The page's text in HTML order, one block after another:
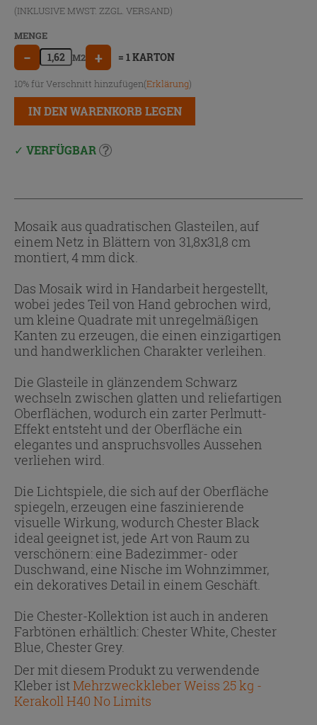
(INKLUSIVE MWST. ZZGL. VERSAND)
MENGE
− M2 + = 1 KARTON
10% für Verschnitt hinzufügen(Erklärung)
IN DEN WARENKORB LEGEN
VERFÜGBAR
Mosaik aus quadratischen Glasteilen, auf
einem Netz in Blättern von 31,8x31,8 cm
montiert, 4 mm dick.
Das Mosaik wird in Handarbeit hergestellt,
wobei jedes Teil von Hand gebrochen wird,
um kleine Quadrate mit unregelmäßigen
Kanten zu erzeugen, die einen einzigartigen
und handwerklichen Charakter verleihen.
Die Glasteile in glänzendem Schwarz
wechseln zwischen glatten und reliefartigen
Oberflächen, wodurch ein zarter Perlmutt-
Effekt entsteht und der Oberfläche ein
elegantes und anspruchsvolles Aussehen
verliehen wird.
Die Lichtspiele, die sich auf der Oberfläche
spiegeln, erzeugen eine faszinierende
visuelle Wirkung, wodurch Chester Black
ideal geeignet ist, jede Art von Raum zu
verschönern: eine Badezimmer- oder
Duschwand, eine Nische im Wohnzimmer,
ein dekoratives Detail in einem Geschäft.
Die Chester-Kollektion ist auch in anderen
Farbtönen erhältlich: Chester White, Chester
Blue, Chester Grey.
Der mit diesem Produkt zu verwendende
Kleber istMehrzweckkleber Weiss 25 kg -
Kerakoll H40 No Limits